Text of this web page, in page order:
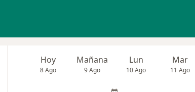
Hoy
8 Ago
Mañana
9 Ago
Lun
10 Ago
Mar
11 Ago